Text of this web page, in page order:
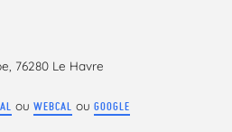
76280 Le Havre
ou WEBCAL ou GOOGLE